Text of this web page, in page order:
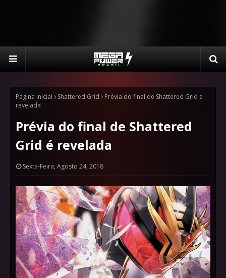
Página inicial Shattered Grid
Prévia do final de Shattered Grid é
revelada
Prévia do final de Shattered
Grid é revelada
Sexta-Feira, Agosto 24, 2018